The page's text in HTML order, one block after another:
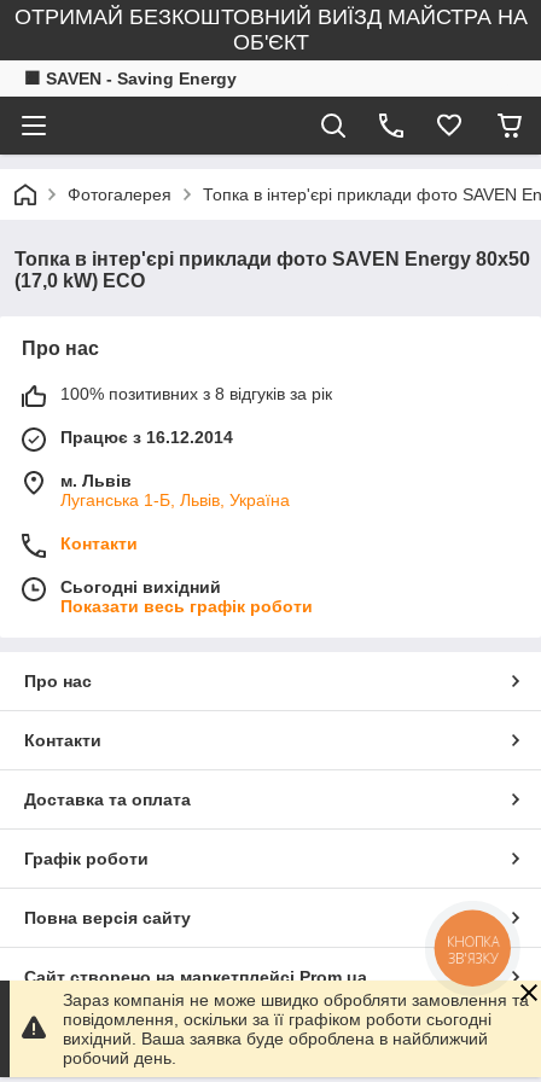
ОТРИМАЙ БЕЗКОШТОВНИЙ ВИЇЗД МАЙСТРА НА
ОБ'ЄКТ
🟧 SAVEN - Saving Energy
Фотогалерея Топка в інтер'єрі приклади фото SAVEN
Топка в інтер'єрі приклади фото SAVEN Energy 80х50
(17,0 kW) ECO
Про нас
100% позитивних з 8 відгуків за рік
Працює з 16.12.2014
м. Львів
Луганська 1-Б, Львів, Україна
Контакти
Сьогодні вихідний
Показати весь графік роботи
Про нас
Контакти
Доставка та оплата
Графік роботи
Повна версія сайту
Сайт створено на маркетплейсіProm.ua
Політика конфіденційності
Зараз компанія не може швидко обробляти замовлення та
повідомлення, оскільки за її графіком роботи сьогодні
вихідний. Ваша заявка буде оброблена в найближчий
робочий день.
КНОПКА
ЗВ'ЯЗКУ